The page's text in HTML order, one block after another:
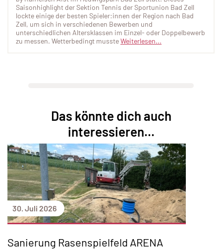
Saisonhighlight der Sektion Tennis der Sportunion Bad Zell
lockte einige der besten Spieler:innen der Region nach Bad
Zell, um sich in verschiedenen Bewerben und
unterschiedlichen Altersklassen im Einzel- oder Doppelbewerb
zu messen. Wetterbedingt mussteWeiterlesen...
Das könnte dich auch
interessieren...
30. Juli 2026
Sanierung Rasenspielfeld ARENA